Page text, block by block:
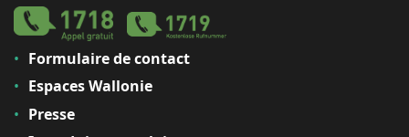
Formulaire de contact
Espaces Wallonie
Presse